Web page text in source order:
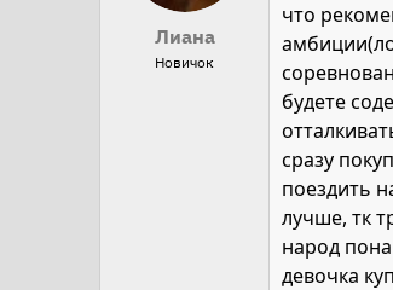
Лиана
Новичок
что
будете
сразу
поездить
лучше, тк
народ
девочка